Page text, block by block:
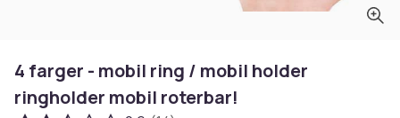
4 farger - mobil ring / mobil holder
ringholder mobil roterbar!